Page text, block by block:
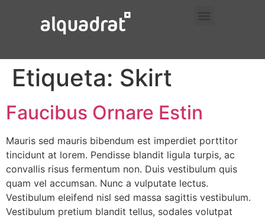
Etiqueta: Skirt
Faucibus Ornare Estin
Mauris sed mauris bibendum est imperdiet porttitor
tincidunt at lorem. Pendisse blandit ligula turpis, ac
convallis risus fermentum non. Duis vestibulum quis
quam vel accumsan. Nunc a vulputate lectus.
Vestibulum eleifend nisl sed massa sagittis vestibulum.
Vestibulum pretium blandit tellus, sodales volutpat